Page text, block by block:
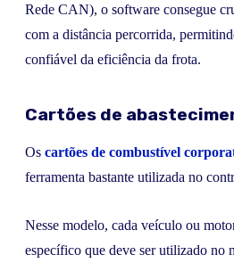
Rede CAN), o software consegue
com a distância percorrida,
confiável da eficiência da frota.
Cartões de
Os cartões de combustível
ferramenta bastante utilizada no
Nesse modelo, cada veículo ou
específico que deve ser utilizado no